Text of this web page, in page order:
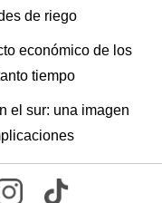
de riego
económico de los
tiempo
el sur: una imagen